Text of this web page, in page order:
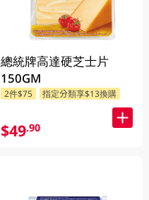
總統牌高達硬芝士片
150GM
2件$75 指定分類享$13換購
$49.90